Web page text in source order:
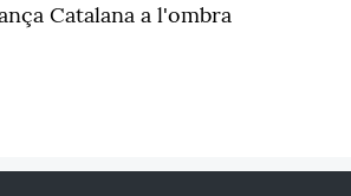
Catalana a l'ombra